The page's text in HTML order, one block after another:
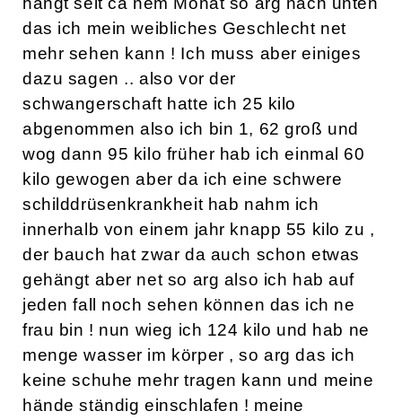
das ich mein weibliches Geschlecht net
mehr sehen kann ! Ich muss aber einiges
dazu sagen .. also vor der
schwangerschaft hatte ich 25 kilo
abgenommen also ich bin 1, 62 groß und
wog dann 95 kilo früher hab ich einmal 60
kilo gewogen aber da ich eine schwere
schilddrüsenkrankheit hab nahm ich
innerhalb von einem jahr knapp 55 kilo zu ,
der bauch hat zwar da auch schon etwas
gehängt aber net so arg also ich hab auf
jeden fall noch sehen können das ich ne
frau bin ! nun wieg ich 124 kilo und hab ne
menge wasser im körper , so arg das ich
keine schuhe mehr tragen kann und meine
hände ständig einschlafen ! meine